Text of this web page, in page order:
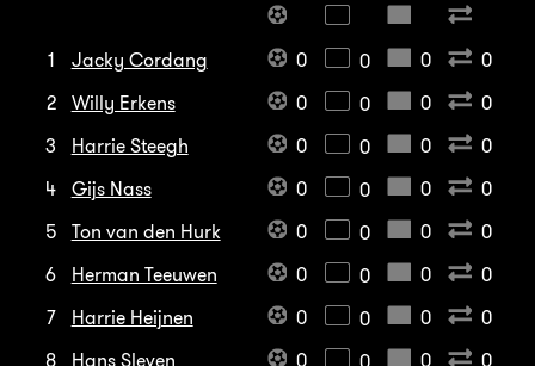
1 Jacky Cordang 0 0 0
0
2
Willy Erkens 0 0 0
0
3
Harrie Steegh 0 0 0
0
4
Gijs Nass 0 0 0
0
5
Ton van den Hurk 0 0 0
0
6
Herman Teeuwen 0 0 0
0
7
Harrie Heijnen 0 0 0
0
8
Hans Sleven 0 0
0